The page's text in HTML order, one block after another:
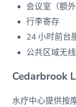
会议室（额外
行李寄存
24 小时前台
公共区域无
Cedarbrook
水疗中心提供按